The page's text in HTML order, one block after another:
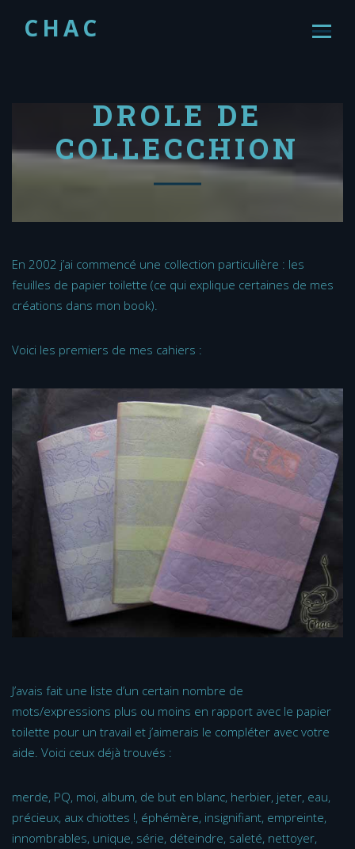
CHAC
DRÔLE DE
COLLECCHION
En 2002 j’ai commencé une collection particulière : les
feuilles de papier toilette (ce qui explique certaines de mes
créations dans mon book).
Voici les premiers de mes cahiers :
J’avais fait une liste d’un certain nombre de
mots/expressions plus ou moins en rapport avec le papier
toilette pour un travail et j’aimerais le compléter avec votre
aide. Voici ceux déjà trouvés :
merde, PQ, moi, album, de but en blanc, herbier, jeter, eau,
précieux, aux chiottes !, éphémère, insignifiant, empreinte,
innombrables, unique, série, déteindre, saleté, nettoyer,